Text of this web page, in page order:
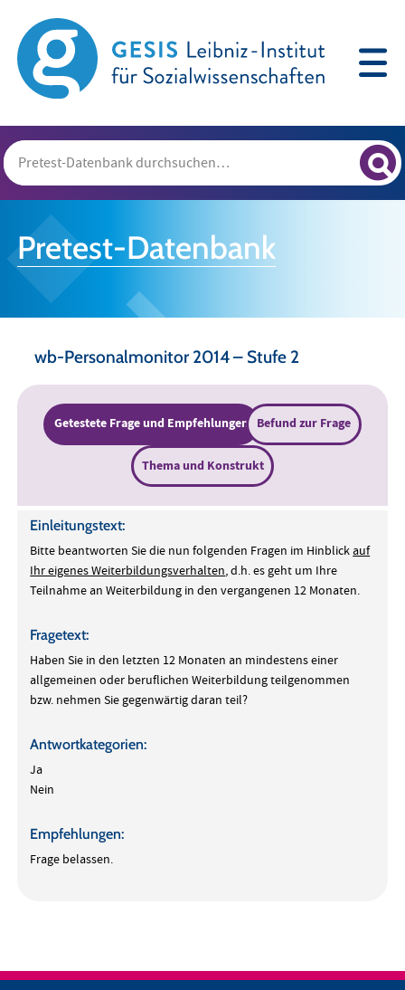
Pretest-Datenbank
wb-Personalmonitor 2014 – Stufe 2
Getestete Frage und Empfehlungen Befund zur Frage
Thema und Konstrukt
Einleitungstext:
Bitte beantworten Sie die nun folgenden Fragen im Hinblick auf
Ihr eigenes Weiterbildungsverhalten, d.h. es geht um Ihre
Teilnahme an Weiterbildung in den vergangenen 12 Monaten.
Fragetext:
Haben Sie in den letzten 12 Monaten an mindestens einer
allgemeinen oder beruflichen Weiterbildung teilgenommen
bzw. nehmen Sie gegenwärtig daran teil?
Antwortkategorien:
Ja
Nein
Empfehlungen:
Frage belassen.